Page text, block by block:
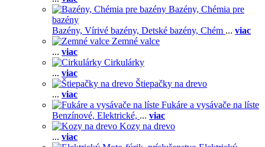
Bazény, Chémia pre
bazény
Bazény, Vírivé bazény, Detské bazény, Chém ... viac
Zemné valce
... viac
Cirkulárky
... viac
Štiepačky na drevo
... viac
Fukáre a vysávače na líste
Benzínové, Elektrické, ... viac
Kozy na drevo
... viac